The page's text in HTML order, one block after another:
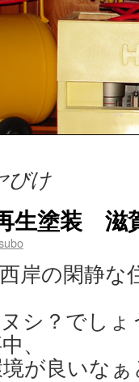
びけ
生塗装 滋
岸の閑静な
シ？でし
、
が良いな